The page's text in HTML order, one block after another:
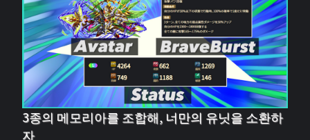
3종의 메모리아를 조합해, 너만의 유닛을 소환하
자